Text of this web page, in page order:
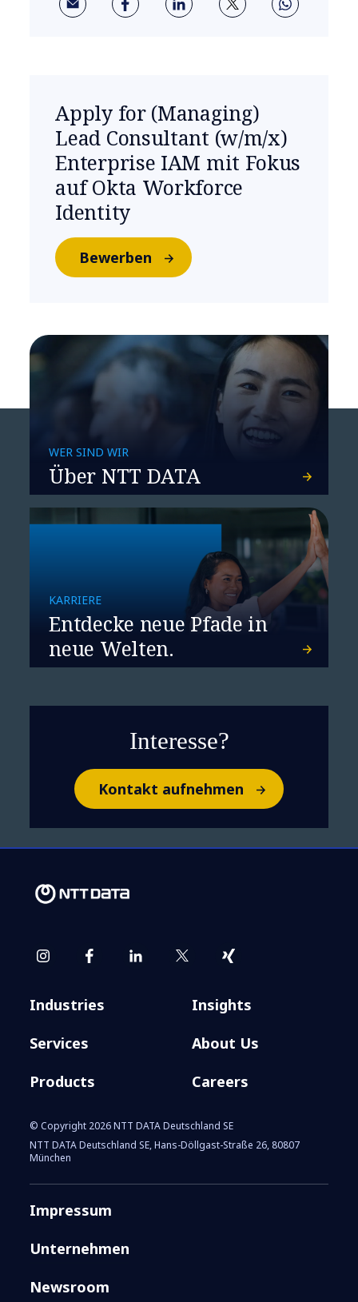
Apply for (Managing)
Lead Consultant (w/m/x)
Enterprise IAM mit Fokus
auf Okta Workforce
Identity
Bewerben
WER SIND WIR
Über NTT DATA
KARRIERE
Entdecke neue Pfade in
neue Welten.
Interesse?
Kontakt aufnehmen
Industries
Services
Products
Insights
About Us
Careers
© Copyright 2026 NTT DATA Deutschland SE
NTT DATA Deutschland SE, Hans-Döllgast-Straße 26, 80807
München
Impressum
Unternehmen
Newsroom